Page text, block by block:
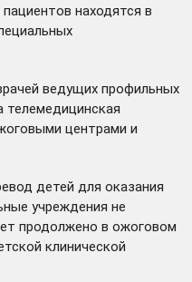
находятся в
ведущих профильных
телемедицинская
центрами и
детей для оказания
учреждения не
продолжено в ожоговом
клинической